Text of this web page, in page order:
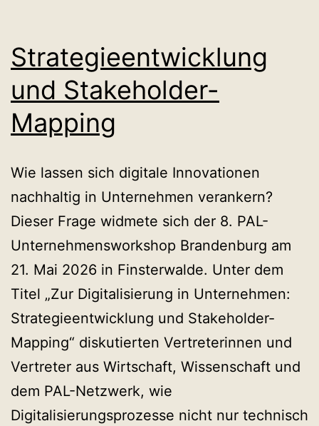
Strategieentwicklung
und Stakeholder-
Mapping
Wie lassen sich digitale Innovationen
nachhaltig in Unternehmen verankern?
Dieser Frage widmete sich der 8. PAL-
Unternehmensworkshop Brandenburg am
21. Mai 2026 in Finsterwalde. Unter dem
Titel „Zur Digitalisierung in Unternehmen:
Strategieentwicklung und Stakeholder-
Mapping“ diskutierten Vertreterinnen und
Vertreter aus Wirtschaft, Wissenschaft und
dem PAL-Netzwerk, wie
Digitalisierungsprozesse nicht nur technisch